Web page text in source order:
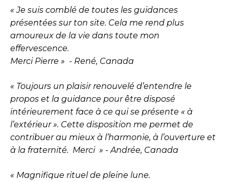
« Je suis comblé de toutes les guidances
présentées sur ton site. Cela me rend plus
amoureux de la vie dans toute mon
effervescence.
Merci Pierre » - René, Canada
« Toujours un plaisir renouvelé d’entendre le
propos et la guidance pour être disposé
intérieurement face à ce qui se présente « à
l’extérieur ». Cette disposition me permet de
contribuer au mieux à l’harmonie, à l’ouverture et
à la fraternité. Merci » - Andrée, Canada
« Magnifique rituel de pleine lune.